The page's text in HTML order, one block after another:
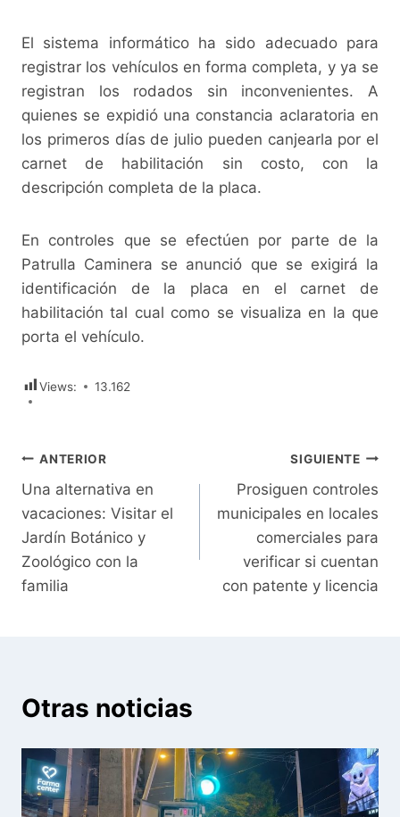
El sistema informático ha sido adecuado para
registrar los vehículos en forma completa, y ya se
registran los rodados sin inconvenientes. A
quienes se expidió una constancia aclaratoria en
los primeros días de julio pueden canjearla por el
carnet de habilitación sin costo, con la
descripción completa de la placa.
En controles que se efectúen por parte de la
Patrulla Caminera se anunció que se exigirá la
identificación de la placa en el carnet de
habilitación tal cual como se visualiza en la que
porta el vehículo.
Views: 13.162
Navegación
de
entradas
ANTERIOR
Una alternativa en
vacaciones: Visitar el
Jardín Botánico y
Zoológico con la
familia
SIGUIENTE
Prosiguen controles
municipales en locales
comerciales para
verificar si cuentan
con patente y licencia
Otras noticias